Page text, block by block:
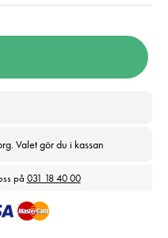
Valet gör du i kassan
på 031 18 40 00